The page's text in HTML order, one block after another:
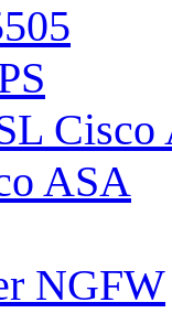
Cisco
ASA
NGFW